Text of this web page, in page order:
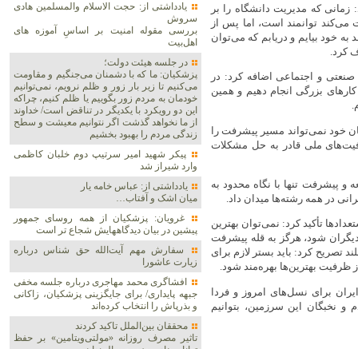
که مدیریت دانشگاه را بر
می‌کند توانمند است، اما پس از
خود بیایم و دریابم که می‌توان
کرد.
و اجتماعی اضافه کرد: در
بزرگی انجام دهیم و همین
خود نمی‌تواند مسیر پیشرفت را
ملی قادر به حل مشکلات
پیشرفت تنها با نگاه محدود به
در همه رشته‌ها میدان داد.
تأکید کرد: نمی‌توان بهترین
شود، هرگز به قله پیشرفت
تصریح کرد: باید بستر لازم برای
ظرفیت بهترین‌ها بهره‌مند شود.
برای نسل‌های امروز و فردا
و نخبگان این سرزمین، بتوانیم
یادداشتی از: حجت الاسلام والمسلمین هادی
سروش
بررسی مقوله امنیت بر اساسِ آموزه های
اهل‌بیت
در جلسه هیئت دولت؛
پزشکیان: ما که با دشمنان می‌جنگیم و مقاومت
می‌کنیم تا زیر بار زور و ظلم نرویم، نمی‌توانیم
خودمان به مردم زور بگوییم یا ظلم کنیم، چراکه
این دو رویکرد با یکدیگر در تناقض است/ خداوند
از ما نخواهد گذشت اگر نتوانیم معیشت و سطح
زندگی مردم را بهبود بخشیم
پیکر شهید امیر سرتیپ دوم خلبان کاظمی
وارد شیراز شد
یادداشتی از: عباس خامه یار
میان اشک و آفتاب…
غرویان: پزشکیان از همه روسای جمهور
پیشین در بیان دیدگاههایش شجاع تر است
سفارش مهم آیت‌الله حق شناس درباره
زیارت عاشورا
افشاگری محمد مهاجری درباره جلسه مخفی
جبهه پایداری/ برای جایگزینی پزشکیان، زاکانی
و بذرپاش را انتخاب کرده‌اند
محققان بین‌الملل تاکید کردند
تاثیر مصرف روزانه «مولتی‌ویتامین» بر حفظ